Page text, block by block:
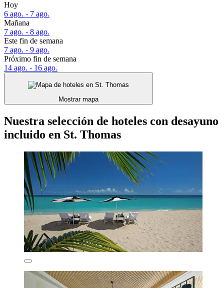
Hoy
6 ago. - 7 ago.
Mañana
7 ago. - 8 ago.
Este fin de semana
7 ago. - 9 ago.
Próximo fin de semana
14 ago. - 16 ago.
Mostrar mapa
Nuestra selección de hoteles con desayuno
incluido en St. Thomas